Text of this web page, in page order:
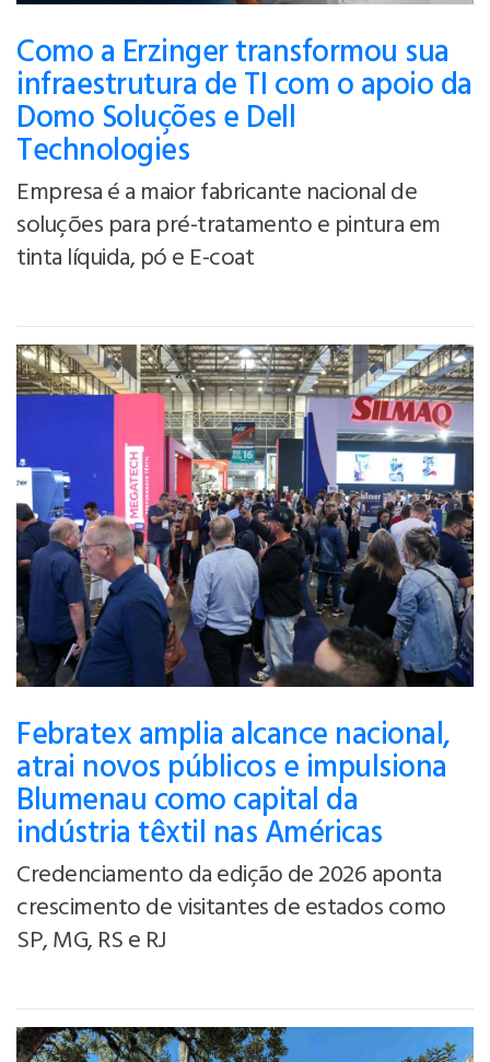
Como a Erzinger transformou sua
infraestrutura de TI com o apoio da
Domo Soluções e Dell
Technologies
Empresa é a maior fabricante nacional de
soluções para pré-tratamento e pintura em
tinta líquida, pó e E-coat
Febratex amplia alcance nacional,
atrai novos públicos e impulsiona
Blumenau como capital da
indústria têxtil nas Américas
Credenciamento da edição de 2026 aponta
crescimento de visitantes de estados como
SP, MG, RS e RJ